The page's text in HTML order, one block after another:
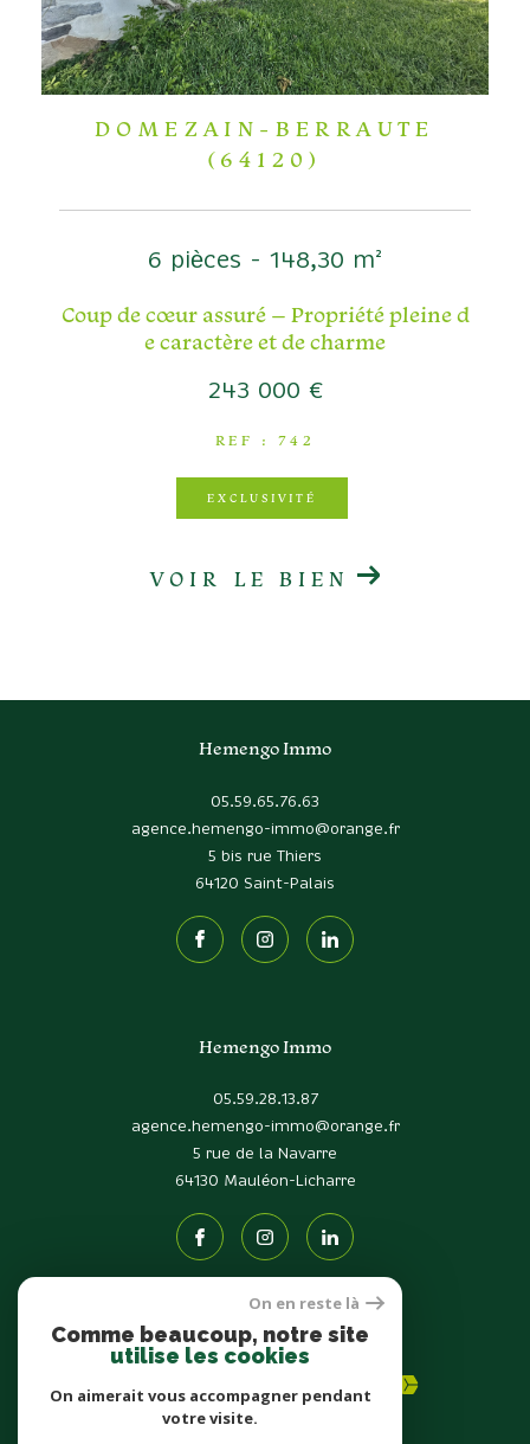
DOMEZAIN-BERRAUTE
(64120)
6 pièces - 148,30 m²
Coup de cœur assuré – Propriété pleine d
e caractère et de charme
243 000 €
REF : 742
EXCLUSIVITÉ
VOIR LE BIEN
Hemengo Immo
05.59.65.76.63
agence.hemengo-immo@orange.fr
5 bis rue Thiers
64120 Saint-Palais
Hemengo Immo
05.59.28.13.87
agence.hemengo-immo@orange.fr
5 rue de la Navarre
64130 Mauléon-Licharre
Adhérents
On en reste là
Comme beaucoup, notre site
utilise les cookies
On aimerait vous accompagner pendant
votre visite.